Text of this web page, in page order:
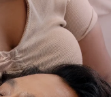
我的訂單
我的地址
我的訂閱
Русский
繁體中文